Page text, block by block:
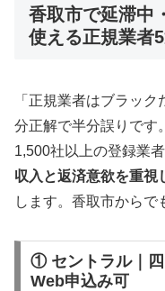
香取市で延滞中
使える正規業者
「正規業者はブラッ
分正解で半分誤りです
1,500社以上の登録業者
収入と返済意欲を重視
します。香取市からで
① セントラル｜四
Web申込み可